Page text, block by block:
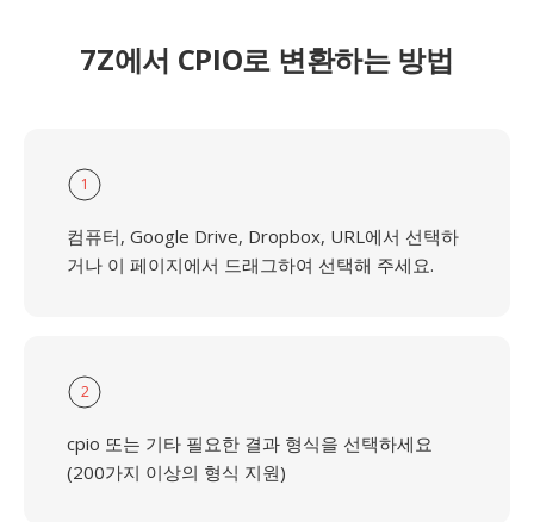
7Z에서 CPIO로 변환하는 방법
1
컴퓨터, Google Drive, Dropbox, URL에서 선택하
거나 이 페이지에서 드래그하여 선택해 주세요.
2
cpio 또는 기타 필요한 결과 형식을 선택하세요
(200가지 이상의 형식 지원)